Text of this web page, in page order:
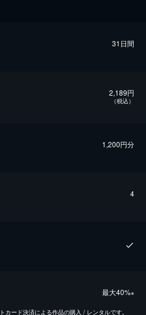
31日間
2,189円
（税込）
1,200円分
4
最⼤40%※
ード決済による作品の購入 / レンタルです。